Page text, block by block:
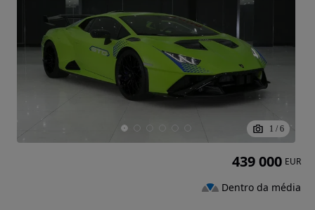
1 / 6
439 000 EUR
Dentro da média